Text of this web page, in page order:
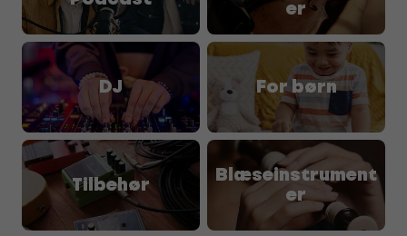
er
DJ For børn
Tilbehør Blæseinstrument
er